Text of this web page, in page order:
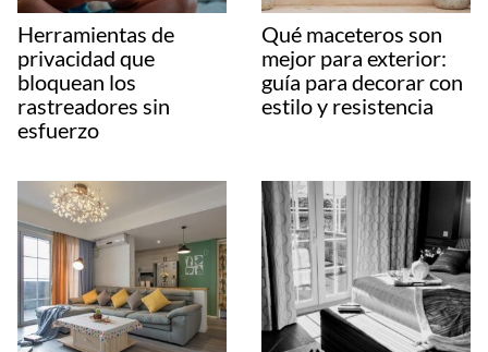
Herramientas de
privacidad que
bloquean los
rastreadores sin
esfuerzo
Qué maceteros son
mejor para exterior:
guía para decorar con
estilo y resistencia